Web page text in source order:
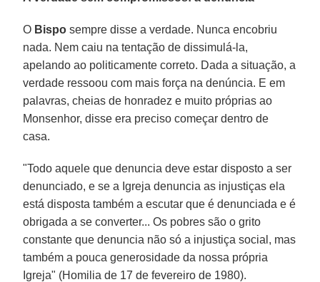
O Bisposempre disse a verdade. Nunca encobriu
nada. Nem caiu na tentação de dissimulá-la,
apelando ao politicamente correto. Dada a situação, a
verdade ressoou com mais força na denúncia. E em
palavras, cheias de honradez e muito próprias ao
Monsenhor, disse era preciso começar dentro de
casa.
"Todo aquele que denuncia deve estar disposto a ser
denunciado, e se a Igreja denuncia as injustiças ela
está disposta também a escutar que é denunciada e é
obrigada a se converter... Os pobres são o grito
constante que denuncia não só a injustiça social, mas
também a pouca generosidade da nossa própria
Igreja" (Homilia de 17 de fevereiro de 1980).